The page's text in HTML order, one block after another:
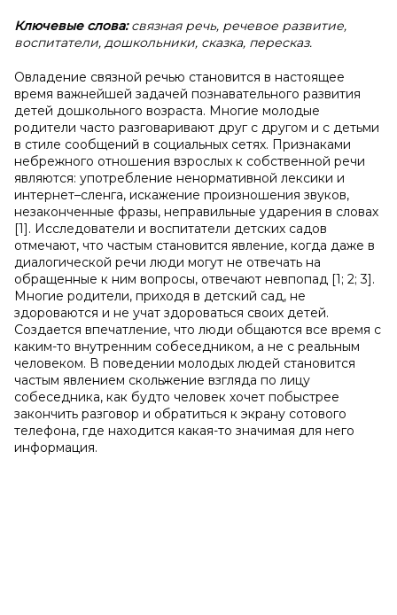
Ключевые слова:связная речь, речевое развитие,
воспитатели, дошкольники, сказка, пересказ.
Овладение связной речью становится в настоящее
время важнейшей задачей познавательного развития
детей дошкольного возраста. Многие молодые
родители часто разговаривают друг с другом и с детьми
в стиле сообщений в социальных сетях. Признаками
небрежного отношения взрослых к собственной речи
являются: употребление ненормативной лексики и
интернет–сленга, искажение произношения звуков,
незаконченные фразы, неправильные ударения в словах
[1]. Исследователи и воспитатели детских садов
отмечают, что частым становится явление, когда даже в
диалогической речи люди могут не отвечать на
обращенные к ним вопросы, отвечают невпопад [1; 2; 3].
Многие родители, приходя в детский сад, не
здороваются и не учат здороваться своих детей.
Создается впечатление, что люди общаются все время с
каким-то внутренним собеседником, а не с реальным
человеком. В поведении молодых людей становится
частым явлением скольжение взгляда по лицу
собеседника, как будто человек хочет побыстрее
закончить разговор и обратиться к экрану сотового
телефона, где находится какая-то значимая для него
информация.